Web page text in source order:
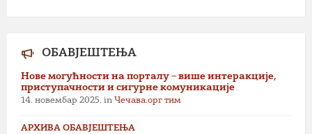
ОБАВЈЕШТЕЊА
Нове могућности на порталу – више интеракције,
приступачности и сигурне комуникације
14. новембар 2025. in Чечава.орг тим
АРХИВА ОБАВЈЕШТЕЊА